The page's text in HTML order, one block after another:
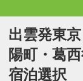
出雲発東
陽町・葛
宿泊選択